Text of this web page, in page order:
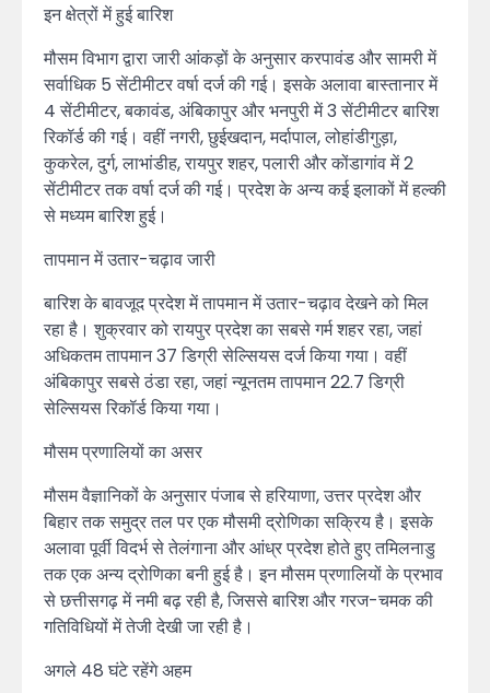
इन क्षेत्रों में हुई बारिश
मौसम विभाग द्वारा जारी आंकड़ों के अनुसार करपावंड और सामरी में
सर्वाधिक 5 सेंटीमीटर वर्षा दर्ज की गई। इसके अलावा बास्तानार में
4 सेंटीमीटर, बकावंड, अंबिकापुर और भनपुरी में 3 सेंटीमीटर बारिश
रिकॉर्ड की गई। वहीं नगरी, छुईखदान, मर्दापाल, लोहांडीगुड़ा,
कुकरेल, दुर्ग, लाभांडीह, रायपुर शहर, पलारी और कोंडागांव में 2
सेंटीमीटर तक वर्षा दर्ज की गई। प्रदेश के अन्य कई इलाकों में हल्की
से मध्यम बारिश हुई।
तापमान में उतार-चढ़ाव जारी
बारिश के बावजूद प्रदेश में तापमान में उतार-चढ़ाव देखने को मिल
रहा है। शुक्रवार को रायपुर प्रदेश का सबसे गर्म शहर रहा, जहां
अधिकतम तापमान 37 डिग्री सेल्सियस दर्ज किया गया। वहीं
अंबिकापुर सबसे ठंडा रहा, जहां न्यूनतम तापमान 22.7 डिग्री
सेल्सियस रिकॉर्ड किया गया।
मौसम प्रणालियों का असर
मौसम वैज्ञानिकों के अनुसार पंजाब से हरियाणा, उत्तर प्रदेश और
बिहार तक समुद्र तल पर एक मौसमी द्रोणिका सक्रिय है। इसके
अलावा पूर्वी विदर्भ से तेलंगाना और आंध्र प्रदेश होते हुए तमिलनाडु
तक एक अन्य द्रोणिका बनी हुई है। इन मौसम प्रणालियों के प्रभाव
से छत्तीसगढ़ में नमी बढ़ रही है, जिससे बारिश और गरज-चमक की
गतिविधियों में तेजी देखी जा रही है।
अगले 48 घंटे रहेंगे अहम